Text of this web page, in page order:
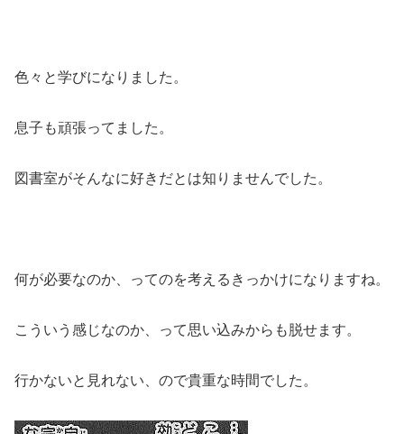
色々と学びになりました。
息子も頑張ってました。
図書室がそんなに好きだとは知りませんでした。
何が必要なのか、ってのを考えるきっかけになりますね。
こういう感じなのか、って思い込みからも脱せます。
行かないと見れない、ので貴重な時間でした。